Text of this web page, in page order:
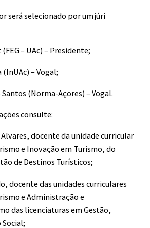
será selecionado por um júri
– UAc) – Presidente;
– Vogal;
(Norma-Açores) – Vogal.
consulte:
docente da unidade curricular
e Inovação em Turismo, do
de Destinos Turísticos;
docente das unidades curriculares
e Administração e
das licenciaturas em Gestão,
Social;